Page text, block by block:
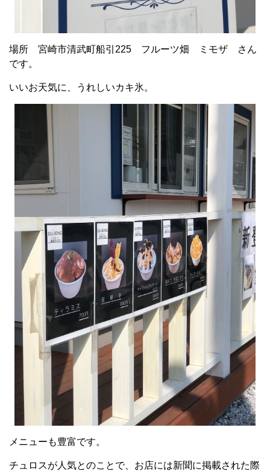
場所 宮崎市清武町船引225 フルーツ畑 ミモザ さん
です。
いいお天気に、うれしいカキ氷。
メニューも豊富です。
チュロスが人気とのことで、お店には新聞に掲載された際